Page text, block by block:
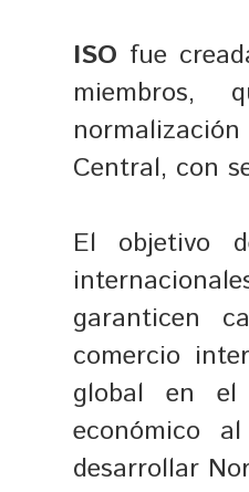
ISO fue
miembros,
Central, con
El objetivo
garanticen
comercio
global en el
económico
desarrollar